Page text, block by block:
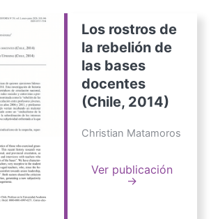
Los rostros de
la rebelión de
las bases
docentes
(Chile, 2014)
Christian Matamoros
Ver publicación
→